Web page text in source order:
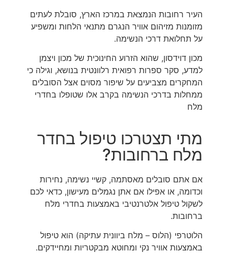
העיר רחובות הנמצאת במרכז הארץ, סובלת לעתים
מזומנות מזיהום אוויר הנגרם מתנאי הלחות ומשפיע
על תחלואת דרכי הנשימה.
מכון דוידסון, שהוא הזרוע החינוכית של מכון ויצמן
למדע, סקר ספרות רפואית רלוונטית בנושא, וגילה כי
המחקרים מצביעים על שיפור מסוים אצל הסובלים
ממחלות בדרכי הנשימה בקרב אלו שטופלו בחדרי
מלח
מתי תצטרכו טיפול בחדר
מלח ברחובות?
אם אתם סובלים מאסתמה, קשיי נשימה, נחירות
וכדומה, או אפילו אם אתן נגמלים מעישון, כדאי לכם
לשקול טיפול אלטרנטיבי באמצעות בחדרי מלח
ברחובות.
הלוטרפי (הלוס – מלח ביוונית עתיקה) הוא טיפול
באמצעות אוויר נקי ומחוטא מבקטריות ומחיידקים.